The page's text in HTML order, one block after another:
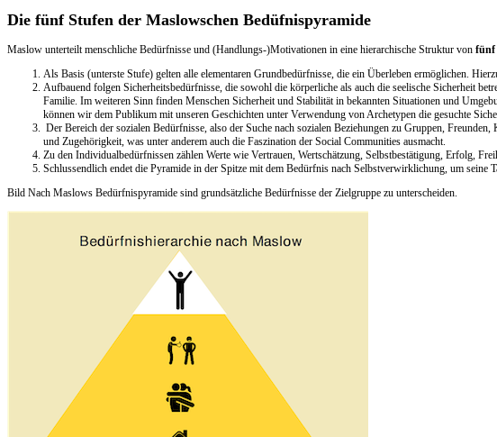
Die fünf Stufen der Maslowschen Bedüfnispyramide
Maslow unterteilt menschliche Bedürfnisse und (Handlungs-)Motivationen in eine hierarchische Struktur von fünf
Als Basis (unterste Stufe) gelten alle elementaren Grundbedürfnisse, die ein Überleben ermöglichen.
Aufbauend folgen Sicherheitsbedürfnisse, die sowohl die körperliche als auch die seelische Sicherheit
Familie. Im weiteren Sinn finden Menschen Sicherheit und Stabilität in bekannten Situationen und
können wir dem Publikum mit unseren Geschichten unter Verwendung von Archetypen die gesuchte
Der Bereich der sozialen Bedürfnisse, also der Suche nach sozialen Beziehungen zu Gruppen,
und Zugehörigkeit, was unter anderem auch die Faszination der Social Communities ausmacht.
Zu den Individualbedürfnissen zählen Werte wie Vertrauen, Wertschätzung, Selbstbestätigung, Erfolg,
Schlussendlich endet die Pyramide in der Spitze mit dem Bedürfnis nach Selbstverwirklichung, um
Bild Nach Maslows Bedürfnispyramide sind grundsätzliche Bedürfnisse der Zielgruppe zu unterscheiden.